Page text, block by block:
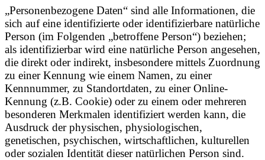
„Personenbezogene Daten“ sind alle Informationen, die
sich auf eine identifizierte oder identifizierbare natürliche
Person (im Folgenden „betroffene Person“) beziehen;
als identifizierbar wird eine natürliche Person angesehen,
die direkt oder indirekt, insbesondere mittels Zuordnung
zu einer Kennung wie einem Namen, zu einer
Kennnummer, zu Standortdaten, zu einer Online-
Kennung (z.B. Cookie) oder zu einem oder mehreren
besonderen Merkmalen identifiziert werden kann, die
Ausdruck der physischen, physiologischen,
genetischen, psychischen, wirtschaftlichen, kulturellen
oder sozialen Identität dieser natürlichen Person sind.